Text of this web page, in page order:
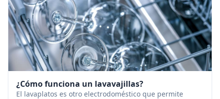
¿Cómo funciona un lavavajillas?
El lavaplatos es otro electrodoméstico que permite